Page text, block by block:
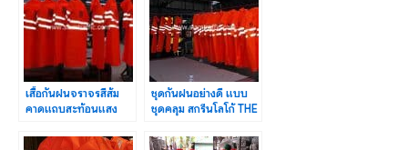
เสื้อกันฝนจราจรสีส้ม
คาดแถบสะท้อนแสง
ชุดกันฝนอย่างดี แบบ
ชุดคลุม สกรีนโลโก้ THE